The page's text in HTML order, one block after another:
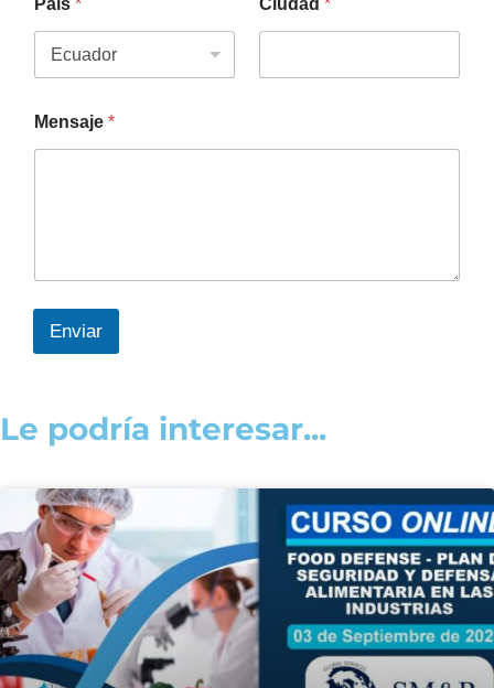
Mensaje *
Enviar
Le podría interesar...